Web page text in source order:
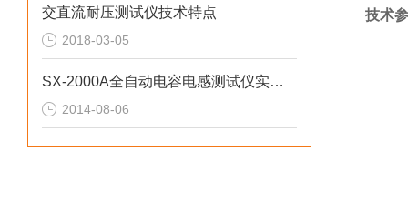
交直流耐压测试仪技术特点
2018-03-05
SX-2000A全自动电容电感测试仪实际操作方法
2014-08-06
技术